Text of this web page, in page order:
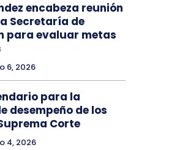
encabeza reunión
Secretaría de
para evaluar metas
6, 2026
para la
desempeño de los
Corte
4, 2026